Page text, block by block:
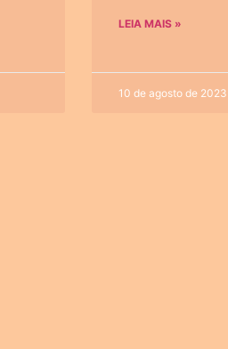
LEIA MAIS »
10 de agosto de 2023